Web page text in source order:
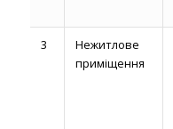
3
Нежитлове
приміщення